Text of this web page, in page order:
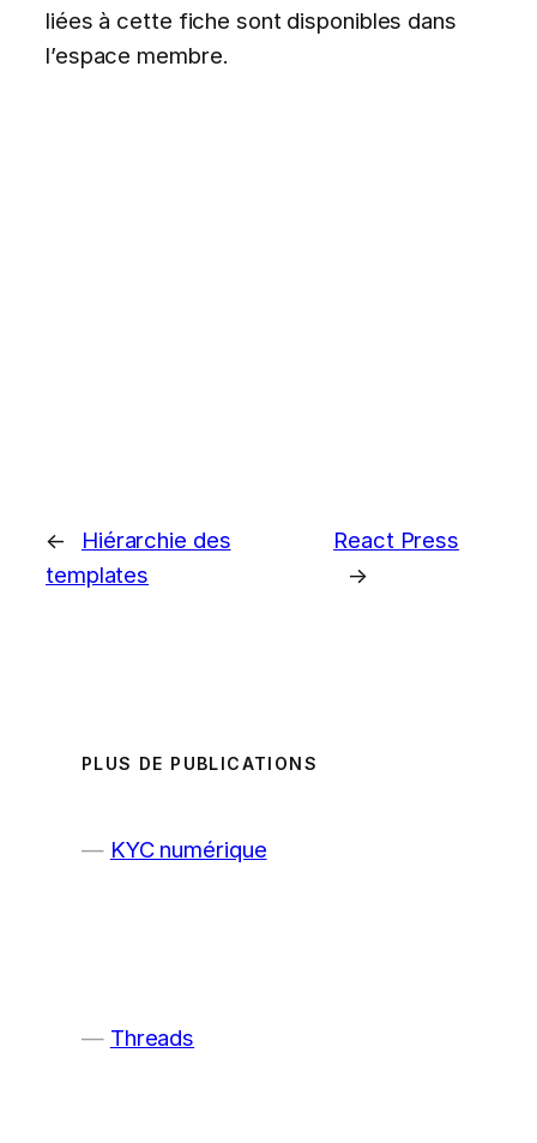
liées à cette fiche sont disponibles dans
l’espace membre.
←
Hiérarchie des
templates
React Press
→
PLUS DE PUBLICATIONS
KYC numérique
Threads